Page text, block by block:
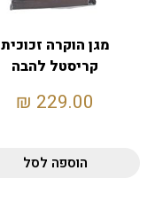
מגן הוקרה זכוכית
קריסטל להבה
229.00
₪
הוספה לסל